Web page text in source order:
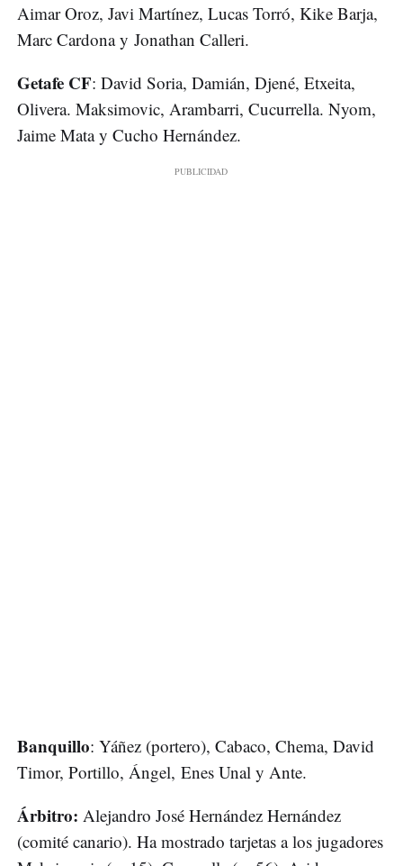
Aimar Oroz, Javi Martínez, Lucas Torró, Kike Barja,
Marc Cardona y Jonathan Calleri.
Getafe CF: David Soria, Damián, Djené, Etxeita,
Olivera. Maksimovic, Arambarri, Cucurrella. Nyom,
Jaime Mata y Cucho Hernández.
Banquillo: Yáñez (portero), Cabaco, Chema, David
Timor, Portillo, Ángel, Enes Unal y Ante.
Árbitro: Alejandro José Hernández Hernández
(comité canario). Ha mostrado tarjetas a los jugadores